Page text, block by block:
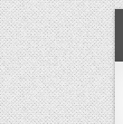
Skip to content